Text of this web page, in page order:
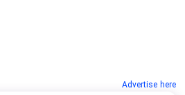
Advertise here